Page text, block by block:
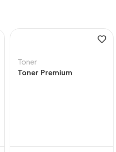
Toner
Toner Premium